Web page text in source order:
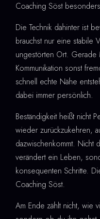
Coaching Söst
Die Technik dahinter ist
brauchst nur eine stabile
ungestörten Ort. Gerade
Kommunikation sonst
schnell echte Nähe
dabei immer persönlich.
Beständigkeit heißt nicht
wieder zurückzukehren,
dazwischenkommt.
verändert ein Leben,
konsequenten Schritte.
Coaching Söst.
Am Ende zählt nicht, wie